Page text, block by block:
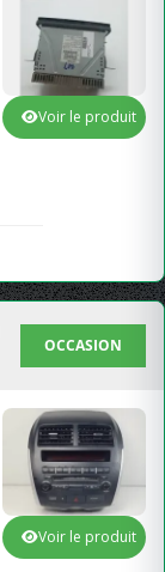
Voir le produit
OCCASION
Voir le produit